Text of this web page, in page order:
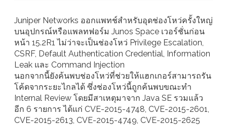
Juniper Networks ออกแพทช์สำหรับอุดช่องโหว่ครั้งใหญ่
บนอุปกรณ์หรือแพลทฟอร์ม Junos Space เวอร์ชั่นก่อน
หน้า 15.2R1 ไม่ว่าจะเป็นช่องโหว่ Privilege Escalation,
CSRF, Default Authentication Credential, Information
Leak และ Command Injection
นอกจากนี้ยังค้นพบช่องโหว่ที่ช่วยให้แฮกเกอร์สามารถรัน
โค้ดจากระยะไกลได้ ซึ่งช่องโหว่นี้ถูกค้นพบขณะทำ
Internal Review โดยมีสาเหตุมาจาก Java SE รวมแล้ว
อีก 6 รายการ ได้แก่ CVE-2015-4748, CVE-2015-2601,
CVE-2015-2613, CVE-2015-4749, CVE-2015-2625